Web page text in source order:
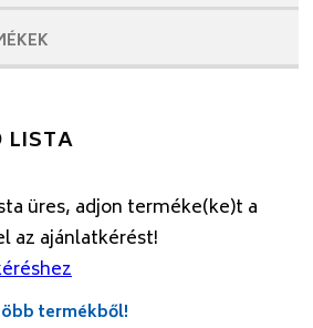
LISTA
üres, adjon terméke(ke)t a
az ajánlatkérést!
termékből!